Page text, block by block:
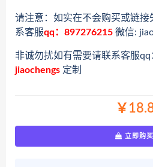
请注意：如实在不会购买或链
系客服qq：897276215 微信:
非诚勿扰如有需要请联系客服
jiaochengs 定制
￥
立即购买